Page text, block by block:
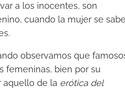
a los inocentes, son
cuando la mujer se
observamos que
femeninas, bien por su
aquello de la erótica del